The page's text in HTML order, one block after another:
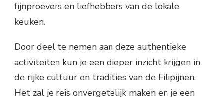
fijnproevers en liefhebbers van de lokale
keuken.
Door deel te nemen aan deze authentieke
activiteiten kun je een dieper inzicht krijgen in
de rijke cultuur en tradities van de Filipijnen.
Het zal je reis onvergetelijk maken en je een